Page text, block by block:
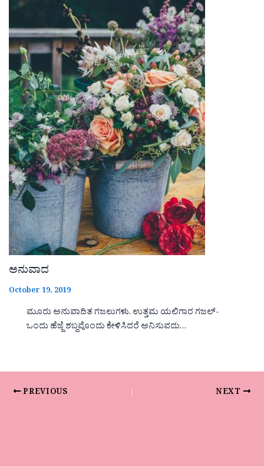
ಅನುವಾದ
October 19, 2019
ಮೂರು ಅನುವಾದಿತ ಗಜಲುಗಳು. ಉತ್ತಮ ಯಲಿಗಾರ ಗಜಲ್-
ಒಂದು ಹೆಜ್ಜೆ ಶಬ್ದವೊಂದು ಕೇಳಿಸಿದರೆ ಅನಿಸುವದು…
PREVIOUS NEXT